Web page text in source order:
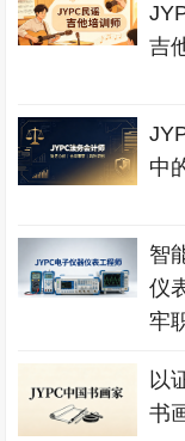
吉
中
智
仪
牢
以
书